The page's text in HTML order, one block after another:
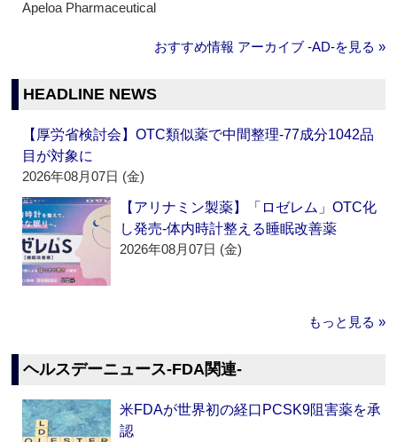
Apeloa Pharmaceutical
おすすめ情報 アーカイブ ‐AD‐を見る »
HEADLINE NEWS
【厚労省検討会】OTC類似薬で中間整理‐77成分1042品
目が対象に
2026年08月07日 (金)
【アリナミン製薬】「ロゼレム」OTC化
し発売‐体内時計整える睡眠改善薬
2026年08月07日 (金)
もっと見る »
ヘルスデーニュース‐FDA関連‐
米FDAが世界初の経口PCSK9阻害薬を承
認